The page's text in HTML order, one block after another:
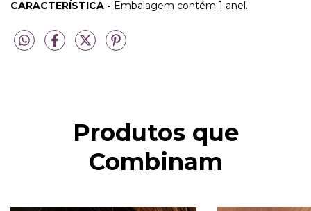
CARACTERÍSTICA - Embalagem contém 1 anel.
Produtos que
Combinam